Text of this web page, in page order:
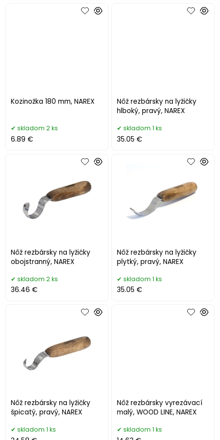
Kozinožka 180 mm, NAREX
skladom 2 ks
6.89 €
Nôž rezbársky na lyžičky
hlboký, pravý, NAREX
skladom 1 ks
35.05 €
Nôž rezbársky na lyžičky
obojstranný, NAREX
skladom 2 ks
36.46 €
Nôž rezbársky na lyžičky
plytký, pravý, NAREX
skladom 1 ks
35.05 €
Nôž rezbársky na lyžičky
špicatý, pravý, NAREX
skladom 1 ks
Nôž rezbársky vyrezávací
malý, WOOD LINE, NAREX
skladom 1 ks